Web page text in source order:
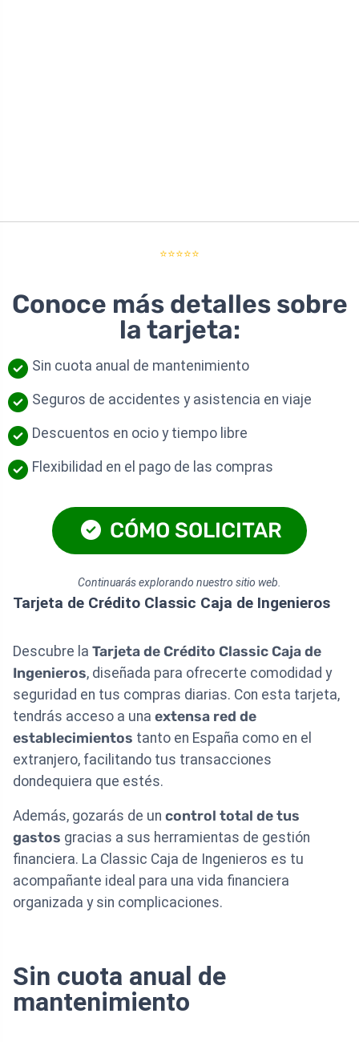
⭐⭐⭐⭐⭐
Conoce más detalles sobre
la tarjeta:
Sin cuota anual de mantenimiento
Seguros de accidentes y asistencia en viaje
Descuentos en ocio y tiempo libre
Flexibilidad en el pago de las compras
CÓMO SOLICITAR
Continuarás explorando nuestro sitio web.
Tarjeta de Crédito Classic Caja de Ingenieros
Descubre la Tarjeta de Crédito Classic Caja de
Ingenieros, diseñada para ofrecerte comodidad y
seguridad en tus compras diarias. Con esta tarjeta,
tendrás acceso a una extensa red de
establecimientos tanto en España como en el
extranjero, facilitando tus transacciones
dondequiera que estés.
Además, gozarás de un control total de tus
gastos gracias a sus herramientas de gestión
financiera. La Classic Caja de Ingenieros es tu
acompañante ideal para una vida financiera
organizada y sin complicaciones.
Sin cuota anual de
mantenimiento